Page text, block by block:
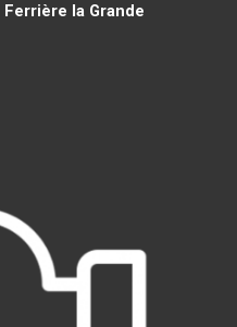
Ferrière la Grande